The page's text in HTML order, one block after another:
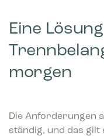
Eine
morgen
Die Anforderungen
ständig, und das